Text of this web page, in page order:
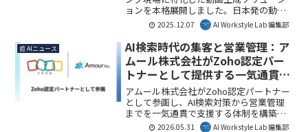
説します。
ョンを本格展開しました。日本発の動画
生成AI「NoLang」を活用し、既存のテキ
スト資産を瞬時に動画化することで、売
上拡大と営業効率化を同時に実現しま
す。営業・マーケティングの現場に変革
をもたらす可能性を秘めており、その詳
細を解説します。
2025.12.07 AI Workstyle Lab 編集部
📰 AIニュース
AI検索時代の集客と営業管理：ア
ムール株式会社がZoho認定パー
トナーとして提供する一気通貫支
援とは？
アムール株式会社がZoho認定パートナー
として参画し、AI検索対策から営業管理
までを一気通貫で支援する体制を構築し
ました。これにより、AI検索時代におけ
2026.05.31 AI Workstyle Lab 編集部